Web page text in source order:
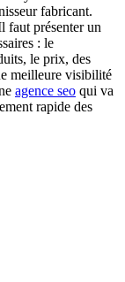
fabricant.
faut présenter un
: le
le prix, des
meilleure visibilité
agence seo qui va
rapide des